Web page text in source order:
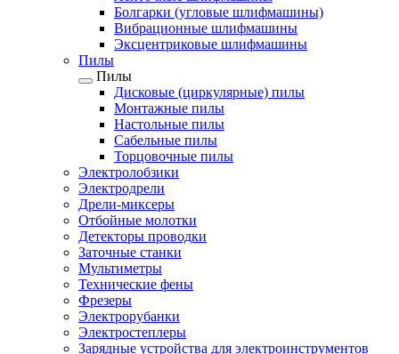
Болгарки (угловые шлифмашины)
Вибрационные шлифмашины
Эксцентриковые шлифмашины
Пилы
Пилы
Дисковые (циркулярные) пилы
Монтажные пилы
Настольные пилы
Сабельные пилы
Торцовочные пилы
Электролобзики
Электродрели
Дрели-миксеры
Отбойные молотки
Детекторы проводки
Заточные станки
Мультиметры
Технические фены
Фрезеры
Электрорубанки
Электростеплеры
Зарядные устройства для электроинструментов